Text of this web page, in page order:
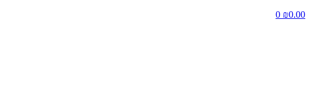
₪0.00
0